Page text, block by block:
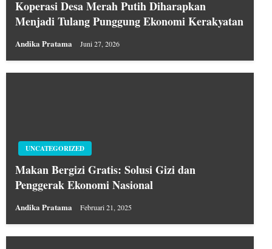
Koperasi Desa Merah Putih Diharapkan
Menjadi Tulang Punggung Ekonomi Kerakyatan
Andika Pratama Juni 27, 2026
UNCATEGORIZED
Makan Bergizi Gratis: Solusi Gizi dan
Penggerak Ekonomi Nasional
Andika Pratama Februari 21, 2025